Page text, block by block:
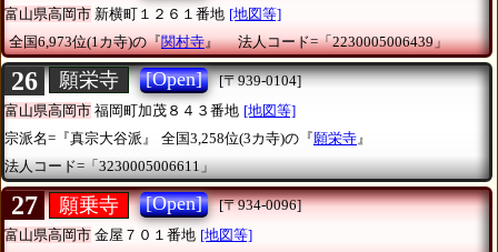
富山県高岡市 新横町１２６１番地 [地図等]
全国6,973位(1カ寺)の『関村寺』 法人コード=「2230005006439」
26 願栄寺 [Open]
[〒939-0104]
富山県高岡市 福岡町加茂８４３番地 [地図等]
宗派名=『真宗大谷派』
全国3,258位(3カ寺)の『 願栄寺 』
法人コード=「3230005006611」
27 願乗寺 [Open]
[〒934-0096]
富山県高岡市 金屋７０１番地 [地図等]